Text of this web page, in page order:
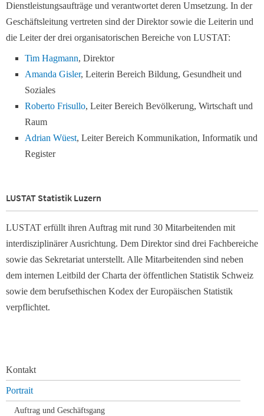
Dienstleistungsaufträge und verantwortet deren Umsetzung. In der
Geschäftsleitung vertreten sind der Direktor sowie die Leiterin und
die Leiter der drei organisatorischen Bereiche von LUSTAT:
Tim Hagmann, Direktor
Amanda Gisler, Leiterin Bereich Bildung, Gesundheit und
Soziales
Roberto Frisullo, Leiter Bereich Bevölkerung, Wirtschaft und
Raum
Adrian Wüest, Leiter Bereich Kommunikation, Informatik und
Register
LUSTAT Statistik Luzern
LUSTAT erfüllt ihren Auftrag mit rund 30 Mitarbeitenden mit
interdisziplinärer Ausrichtung. Dem Direktor sind drei Fachbereiche
sowie das Sekretariat unterstellt. Alle Mitarbeitenden sind neben
dem internen Leitbild der Charta der öffentlichen Statistik Schweiz
sowie dem berufsethischen Kodex der Europäischen Statistik
verpflichtet.
Navigation
überspringen
Kontakt
Portrait
Auftrag und Geschäftsgang